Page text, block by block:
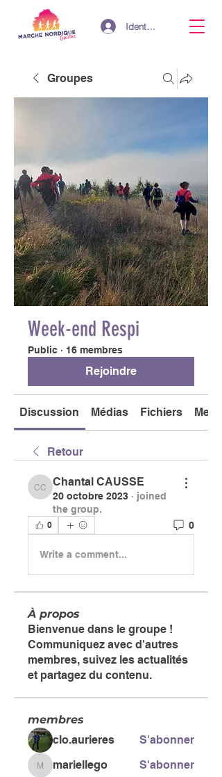
Identifiant
Groupes
Week-end Respi
Public · 16 membres
Rejoindre
Discussion Médias Fichiers
Retour
Chantal CAUSSE
Chantal CAUSSE
20 octobre 2023 · joined
the group.
0 0
Write a comment...
À propos
Bienvenue dans le groupe !
Communiquez avec d'autres
membres, suivez les actualités
et partagez du contenu.
membres
clo.aurieres
S'abonner
mariellego
mariellego
S'abonner